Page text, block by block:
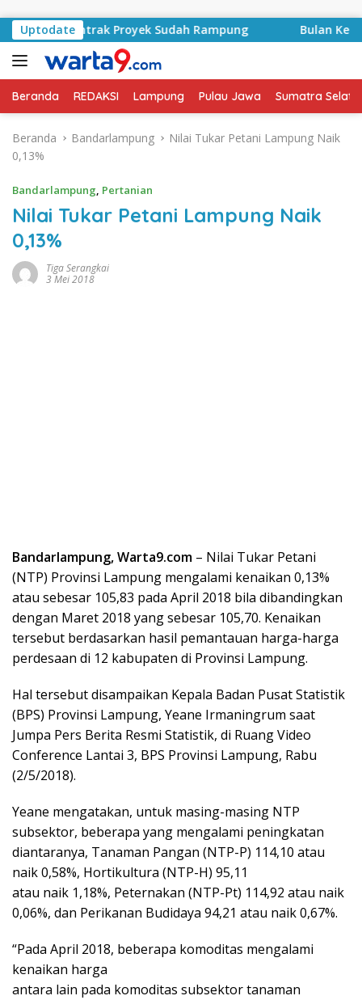
Uptodate
Kontrak Proyek Sudah Rampung Bulan
Beranda REDAKSI Lampung Pulau Jawa Sumatra
Beranda Bandarlampung
Nilai Tukar Petani Lampung Naik
0,13%
Bandarlampung, Pertanian
Nilai Tukar Petani Lampung Naik
0,13%
Tiga Serangkai
3 Mei 2018
Bandarlampung, Warta9.com – Nilai Tukar Petani
(NTP) Provinsi Lampung mengalami kenaikan 0,13%
atau sebesar 105,83 pada April 2018 bila dibandingkan
dengan Maret 2018 yang sebesar 105,70. Kenaikan
tersebut berdasarkan hasil pemantauan harga-harga
perdesaan di 12 kabupaten di Provinsi Lampung.
Hal tersebut disampaikan Kepala Badan Pusat Statistik
(BPS) Provinsi Lampung, Yeane Irmaningrum saat
Jumpa Pers Berita Resmi Statistik, di Ruang Video
Conference Lantai 3, BPS Provinsi Lampung, Rabu
(2/5/2018).
Yeane mengatakan, untuk masing-masing NTP
subsektor, beberapa yang mengalami peningkatan
diantaranya, Tanaman Pangan (NTP-P) 114,10 atau
naik 0,58%, Hortikultura (NTP-H) 95,11
atau naik 1,18%, Peternakan (NTP-Pt) 114,92 atau naik
0,06%, dan Perikanan Budidaya 94,21 atau naik 0,67%.
“Pada April 2018, beberapa komoditas mengalami
kenaikan harga
antara lain pada komoditas subsektor tanaman